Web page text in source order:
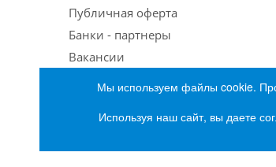
Публичная оферта
Банки - партнеры
Вакансии
2026 © Интернет-магазин бытовой
Мы используем файлы cookie.
Используя наш сайт, вы даете